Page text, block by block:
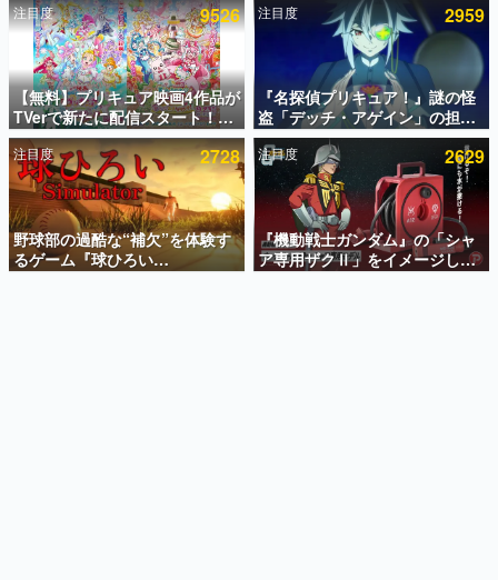
電ファミのいま読まれている記事ランキング
アプリセール情報
インタビュー
連載・特集一覧
殿堂入り記事
SNS拡散数が数千以上！ ページビュー数万以上！ などな
ど。多くの人々に読まれた、電ファミ渾身の“殿堂入り”記
事をまとめました。
注目度 9526
【無料】プリキュア映画4作品が
TVerで新たに配信スタート！な
んと2018年～2024年の映画ほぼ
すべてが見放題に、ぶっちゃけ
ありえないラインナップ
注目度 2959
『名探偵プリキュア！』謎の怪
盗「デッチ・アゲイン」の担当
キャストは天﨑滉平さんと判
明。『Re:ゼロから始める異世
界生活』オットー役、『ヒプノ
シスマイク』山田三郎役など
注目度 2728
野球部の過酷な“補欠”を体験す
るゲーム『球ひろい
Simulator』が「1件」のウィッ
注目度 2629
『機動戦士ガンダム』の「シャ
ア専用ザクⅡ」をイメージした
散水ホースリールが予約開始。